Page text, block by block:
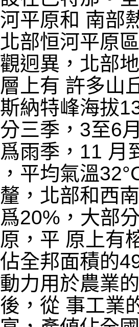
河平原和 南部
北部恒河平原
觀迥異，北部
層上有 許多山
斯納特峰海拔
分三季，3至6
爲雨季，11 月
，平均氣溫
釐，北部和西
爲20%，大部
原，平 原上有
佔全邦面積的
動力用於農業
後，從 事工業